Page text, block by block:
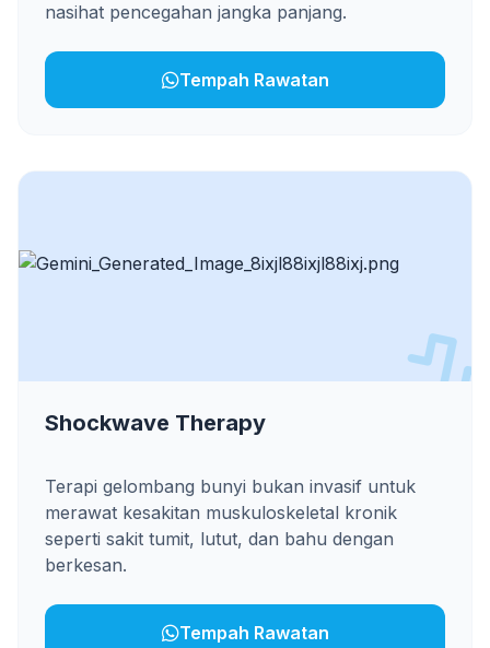
nasihat pencegahan jangka panjang.
Tempah Rawatan
Shockwave Therapy
Terapi gelombang bunyi bukan invasif untuk
merawat kesakitan muskuloskeletal kronik
seperti sakit tumit, lutut, dan bahu dengan
berkesan.
Tempah Rawatan